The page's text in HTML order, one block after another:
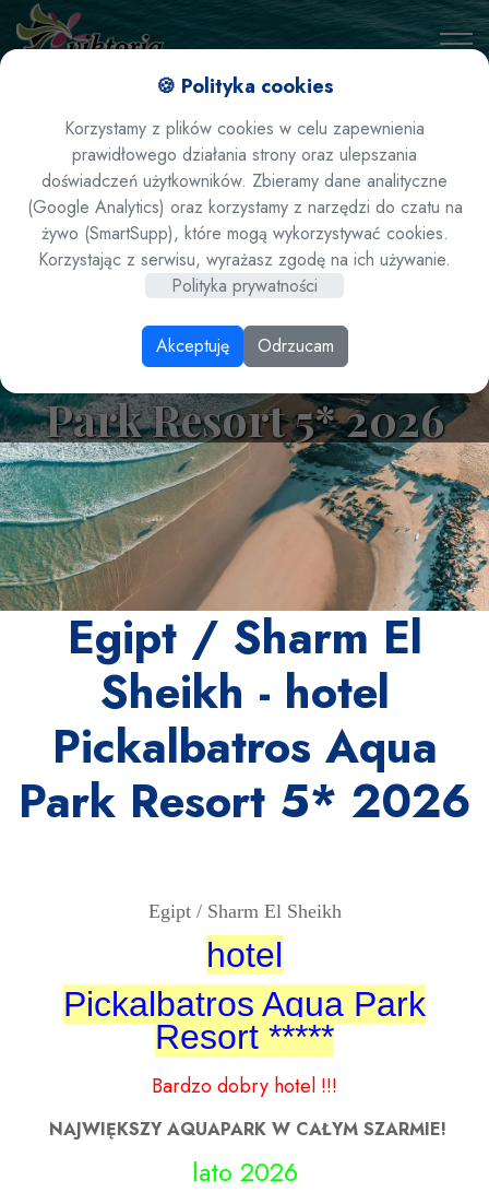
🍪 Polityka cookies
Korzystamy z plików cookies w celu zapewnienia
prawidłowego działania strony oraz ulepszania
doświadczeń użytkowników. Zbieramy dane analityczne
(Google Analytics) oraz korzystamy z narzędzi do czatu na
żywo (SmartSupp), które mogą wykorzystywać cookies.
Korzystając z serwisu, wyrażasz zgodę na ich używanie.
Polityka prywatności
Akceptuję Odrzucam
Egipt / Sharm El
Sheikh - hotel
Pickalbatros Aqua
Park Resort 5* 2026
Egipt / Sharm El
Sheikh - hotel
Pickalbatros Aqua
Park Resort 5* 2026
Egipt / Sharm El Sheikh
hotel
Pickalbatros Aqua Park
Resort *****
Bardzo dobry hotel !!!
NAJWIĘKSZY AQUAPARK W CAŁYM SZARMIE!
lato 2026